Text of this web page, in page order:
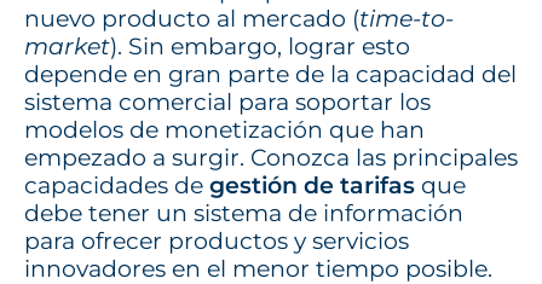
nuevo producto al mercado (time-to-
market). Sin embargo, lograr esto
depende en gran parte de la capacidad del
sistema comercial para soportar los
modelos de monetización que han
empezado a surgir. Conozca las principales
capacidades de gestión de tarifas que
debe tener un sistema de información
para ofrecer productos y servicios
innovadores en el menor tiempo posible.